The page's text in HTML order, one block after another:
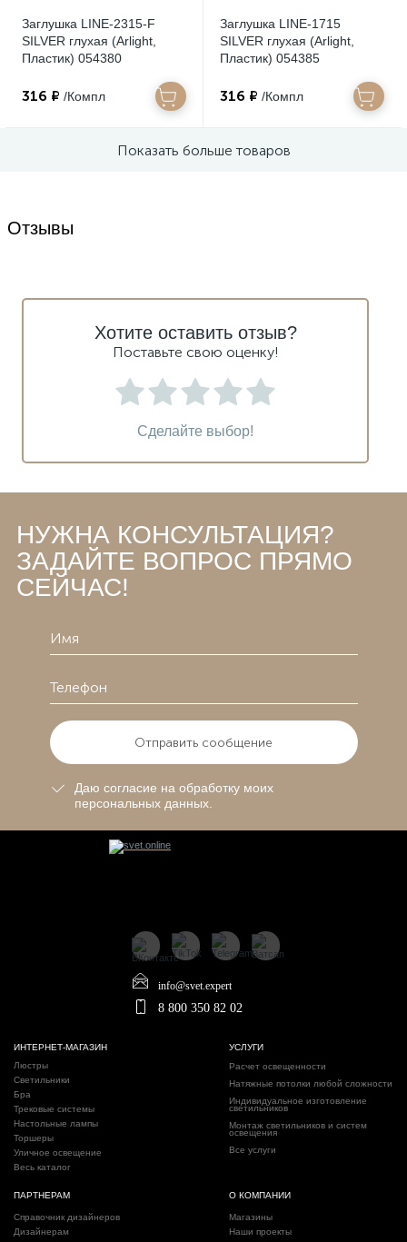
Заглушка LINE-2315-F
SILVER глухая (Arlight,
Пластик) 054380
316 ₽ /Компл
Заглушка LINE-1715
SILVER глухая (Arlight,
Пластик) 054385
316 ₽ /Компл
Показать больше товаров
Отзывы
Хотите оставить отзыв?
Поставьте свою оценку!
Сделайте выбор!
НУЖНА КОНСУЛЬТАЦИЯ?
ЗАДАЙТЕ ВОПРОС ПРЯМО
СЕЙЧАС!
Отправить сообщение
Даю согласие на обработку моих
персональных данных.
info@svet.expert
8 800 350 82 02
ИНТЕРНЕТ-МАГАЗИН
Люстры
Светильники
Бра
Трековые системы
Настольные лампы
Торшеры
Уличное освещение
Весь каталог
УСЛУГИ
Расчет освещенности
Натяжные потолки любой сложности
Индивидуальное изготовление
светильников
Монтаж светильников и систем
освещения
Все услуги
О КОМПАНИИ
Магазины
Наши проекты
ПАРТНЕРАМ
Справочник дизайнеров
Дизайнерам